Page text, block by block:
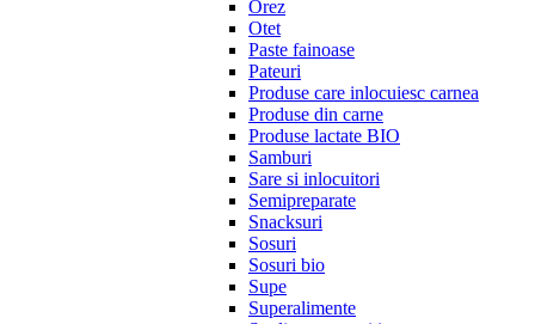
Orez
Otet
Paste fainoase
Pateuri
Produse care inlocuiesc carnea
Produse din carne
Produse lactate BIO
Samburi
Sare si inlocuitori
Semipreparate
Snacksuri
Sosuri
Sosuri bio
Supe
Superalimente